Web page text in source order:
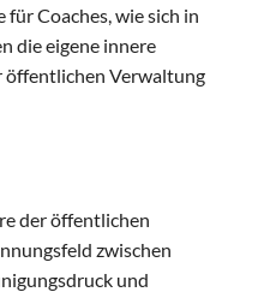
für Coaches, wie sich in
die eigene innere
öffentlichen Verwaltung
der öffentlichen
zwischen
und